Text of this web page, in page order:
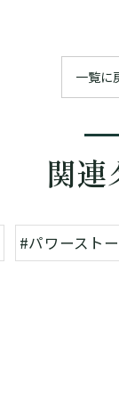
一覧に
関連
#パワースト